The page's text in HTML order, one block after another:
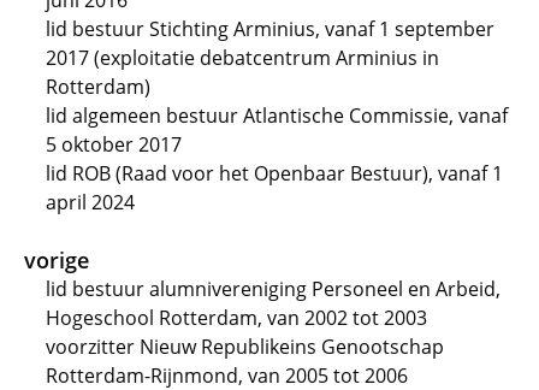
lid bestuur Stichting Arminius, vanaf 1 september
2017 (exploitatie debatcentrum Arminius in
Rotterdam)
lid algemeen bestuur Atlantische Commissie, vanaf
5 oktober 2017
lid ROB (Raad voor het Openbaar Bestuur), vanaf 1
april 2024
vorige
lid bestuur alumnivereniging Personeel en Arbeid,
Hogeschool Rotterdam, van 2002 tot 2003
voorzitter Nieuw Republikeins Genootschap
Rotterdam-Rijnmond, van 2005 tot 2006